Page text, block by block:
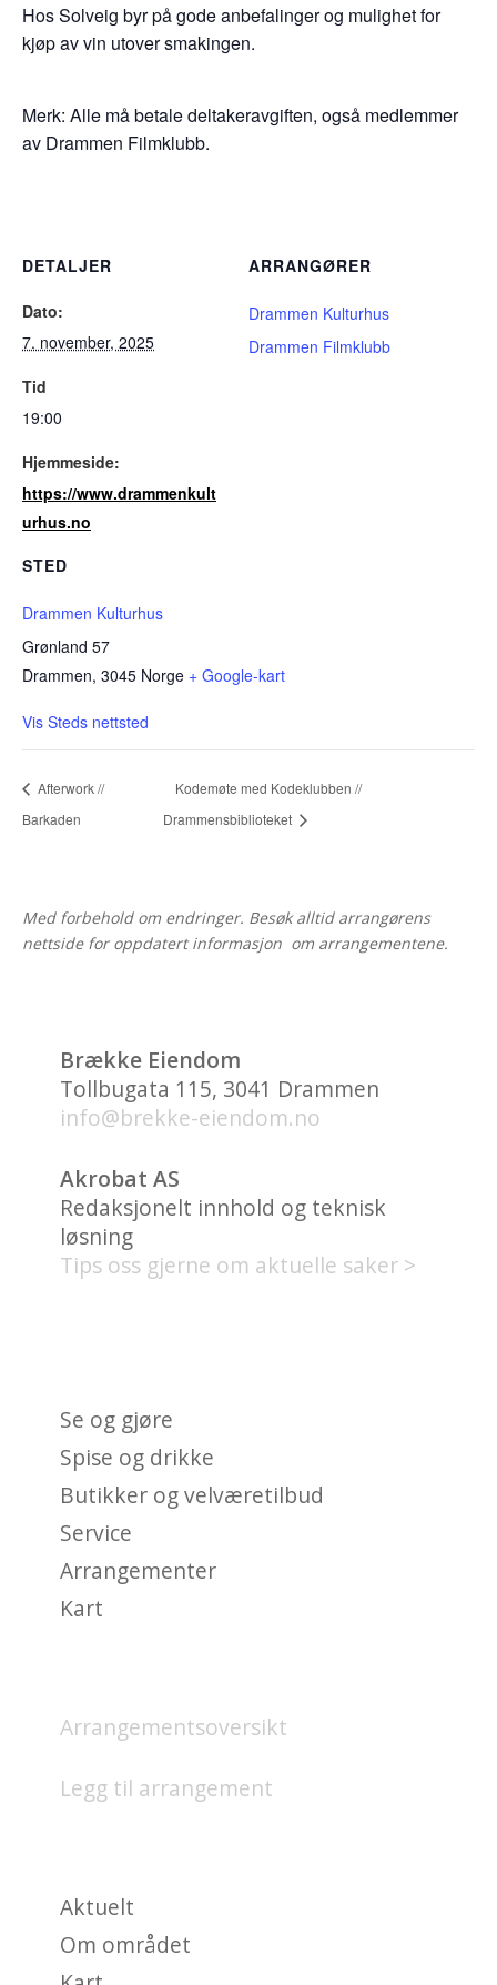
Hos Solveig byr på gode anbefalinger og mulighet for
kjøp av vin utover smakingen.
Merk: Alle må betale deltakeravgiften, også medlemmer
av Drammen Filmklubb.
DETALJER
Dato:
7. november, 2025
Tid
19:00
Hjemmeside:
https://www.drammenkult
urhus.no
STED
Drammen Kulturhus
Grønland 57
Drammen, 3045 Norge + Google-kart
Vis Steds nettsted
ARRANGØRER
Drammen Kulturhus
Drammen Filmklubb
Afterwork //
Barkaden
Kodemøte med Kodeklubben //
Drammensbiblioteket
Med forbehold om endringer. Besøk alltid arrangørens
nettside for oppdatert informasjon om arrangementene.
Brække Eiendom
Tollbugata 115, 3041 Drammen
info@brekke-eiendom.no
Akrobat AS
Redaksjonelt innhold og teknisk
løsning
Tips oss gjerne om aktuelle saker >
Se og gjøre
Spise og drikke
Butikker og velværetilbud
Service
Arrangementer
Kart
Arrangementsoversikt
Legg til arrangement
Aktuelt
Om området